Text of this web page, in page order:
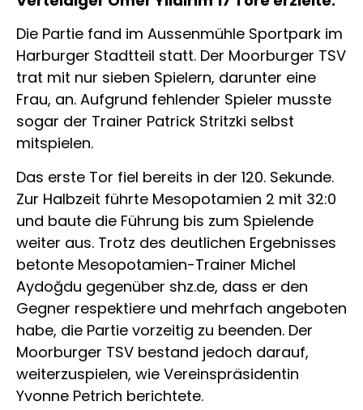
Die Partie fand im Aussenmühle Sportpark im
Harburger Stadtteil statt. Der Moorburger TSV
trat mit nur sieben Spielern, darunter eine
Frau, an. Aufgrund fehlender Spieler musste
sogar der Trainer Patrick Stritzki selbst
mitspielen.
Das erste Tor fiel bereits in der 120. Sekunde.
Zur Halbzeit führte Mesopotamien 2 mit 32:0
und baute die Führung bis zum Spielende
weiter aus. Trotz des deutlichen Ergebnisses
betonte Mesopotamien-Trainer Michel
Aydoğdu gegenüber shz.de, dass er den
Gegner respektiere und mehrfach angeboten
habe, die Partie vorzeitig zu beenden. Der
Moorburger TSV bestand jedoch darauf,
weiterzuspielen, wie Vereinspräsidentin
Yvonne Petrich berichtete.